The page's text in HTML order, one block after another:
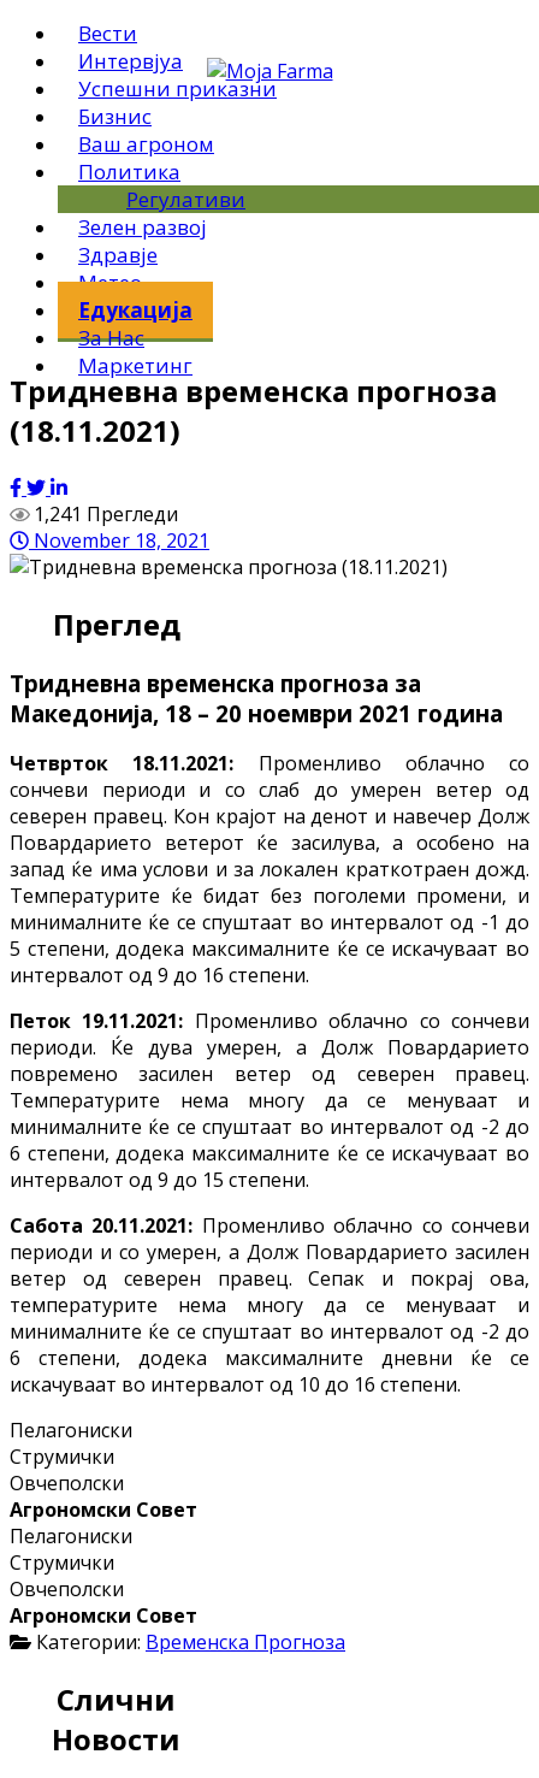
Вести
Интервјуа
Успешни приказни
Бизнис
Ваш агроном
Политика
Регулативи
Зелен развој
Здравје
Метео
Едукација
За Нас
Маркетинг
Тридневна временска прогноза
(18.11.2021)
1,241 Прегледи
November 18, 2021
Преглед
Тридневна временска прогноза за
Македонија, 18 – 20 ноември 2021 година
Четврток 18.11.2021: Променливо облачно со
сончеви периоди и со слаб до умерен ветер од
северен правец. Кон крајот на денот и навечер Долж
Повардарието ветерот ќе засилува, а особено на
запад ќе има услови и за локален краткотраен дожд.
Температурите ќе бидат без поголеми промени, и
минималните ќе се спуштаат во интервалот од -1 до
5 степени, додека максималните ќе се искачуваат во
интервалот од 9 до 16 степени.
Петок 19.11.2021: Променливо облачно со сончеви
периоди. Ќе дува умерен, а Долж Повардарието
повремено засилен ветер од северен правец.
Температурите нема многу да се менуваат и
минималните ќе се спуштаат во интервалот од -2 до
6 степени, додека максималните ќе се искачуваат во
интервалот од 9 до 15 степени.
Сабота 20.11.2021: Променливо облачно со сончеви
периоди и со умерен, а Долж Повардарието засилен
ветер од северен правец. Сепак и покрај ова,
температурите нема многу да се менуваат и
минималните ќе се спуштаат во интервалот од -2 до
6 степени, додека максималните дневни ќе се
искачуваат во интервалот од 10 до 16 степени.
Пелагониски
Струмички
Овчеполски
Агрономски Совет
Пелагониски
Струмички
Овчеполски
Агрономски Совет
Категории: Временска Прогноза
Слични
Новости